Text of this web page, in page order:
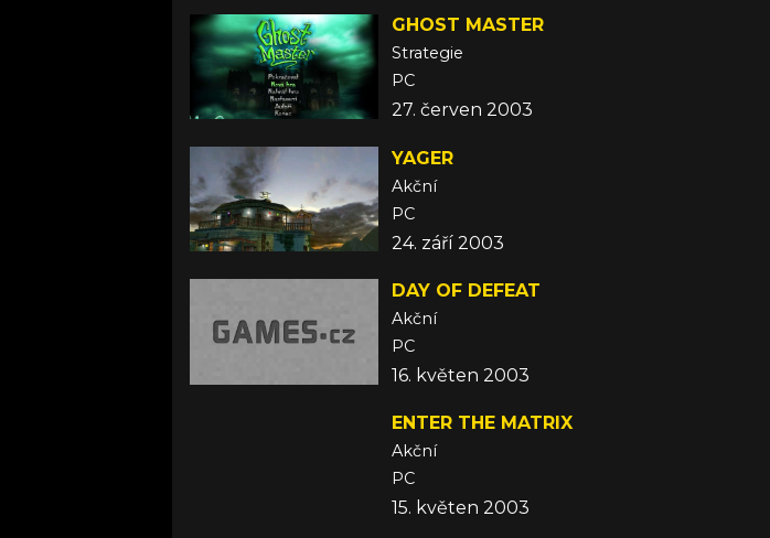
GHOST MASTER
Strategie
PC
27. červen 2003
YAGER
Akční
PC
24. září 2003
DAY OF DEFEAT
Akční
PC
16. květen 2003
ENTER THE MATRIX
Akční
PC
15. květen 2003